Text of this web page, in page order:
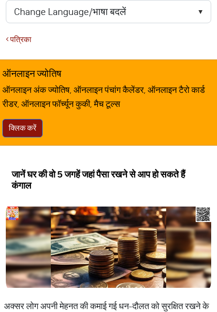
पत्रिका
ऑनलाइन ज्योतिष
ऑनलाइन अंक ज्योतिष, ऑनलाइन पंचांग कैलेंडर, ऑनलाइन टैरो कार्ड
रीडर, ऑनलाइन फॉर्च्यून कुकी, मैच टूल्स
क्लिक करें
जानें घर की वो 5 जगहें जहां पैसा रखने से आप हो सकते हैं
कंगाल
अक्सर लोग अपनी मेहनत की कमाई गई धन-दौलत को सुरक्षित रखने के